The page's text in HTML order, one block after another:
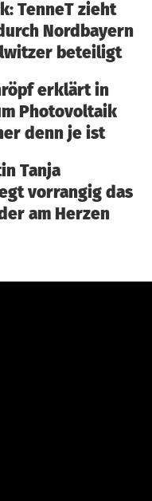
TenneT zieht
Nordbayern
beteiligt
erklärt in
Photovoltaik
denn je ist
Tanja
vorrangig das
am Herzen